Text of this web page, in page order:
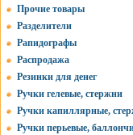
Прочие товары
Разделители
Рапидографы
Распродажа
Резинки для денег
Ручки гелевые, стержни
Ручки капиллярные,
Ручки перьевые,